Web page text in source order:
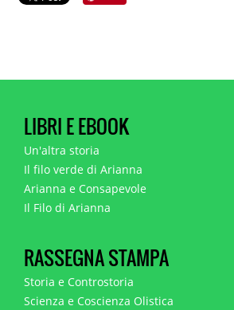
LIBRI E EBOOK
Un'altra storia
Il filo verde di Arianna
Arianna e Consapevole
Il Filo di Arianna
RASSEGNA STAMPA
Storia e Controstoria
Scienza e Coscienza Olistica